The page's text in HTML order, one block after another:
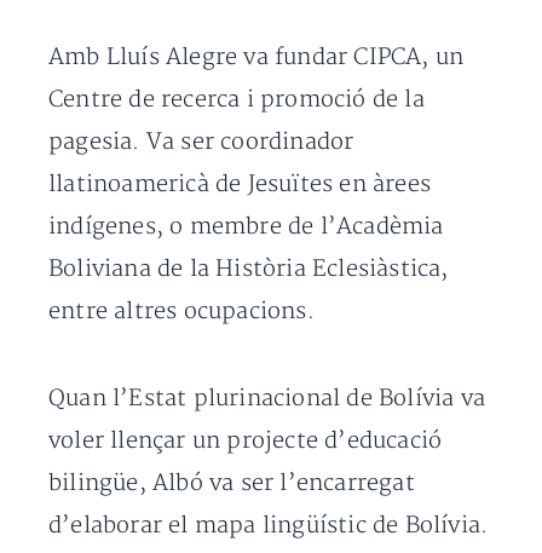
Amb Lluís Alegre va fundar CIPCA, un
Centre de recerca i promoció de la
pagesia. Va ser coordinador
llatinoamericà de Jesuïtes en àrees
indígenes, o membre de l’Acadèmia
Boliviana de la Història Eclesiàstica,
entre altres ocupacions.
Quan l’Estat plurinacional de Bolívia va
voler llençar un projecte d’educació
bilingüe, Albó va ser l’encarregat
d’elaborar el mapa lingüístic de Bolívia.